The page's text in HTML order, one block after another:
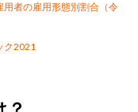
者の雇用形態別割合（令
ク2021